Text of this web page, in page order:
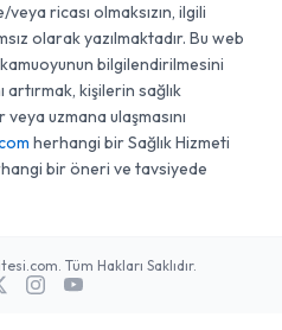
ricası olmaksızın, ilgili
olarak yazılmaktadır. Bu web
bilgilendirilmesini
artırmak, kişilerin sağlık
uzmana ulaşmasını
herhangi bir Sağlık Hizmeti
bir öneri ve tavsiyede
Tüm Hakları Saklıdır.